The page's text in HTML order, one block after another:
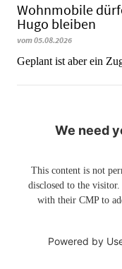
Wohnmobile
Hugo bleiben
vom 05.08.2026
Geplant ist aber ein
We need
This content is not
disclosed to the
with their CMP to
Powered by